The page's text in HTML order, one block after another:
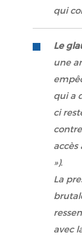
qui
Le
une
qui a
ci
»).
La
avec